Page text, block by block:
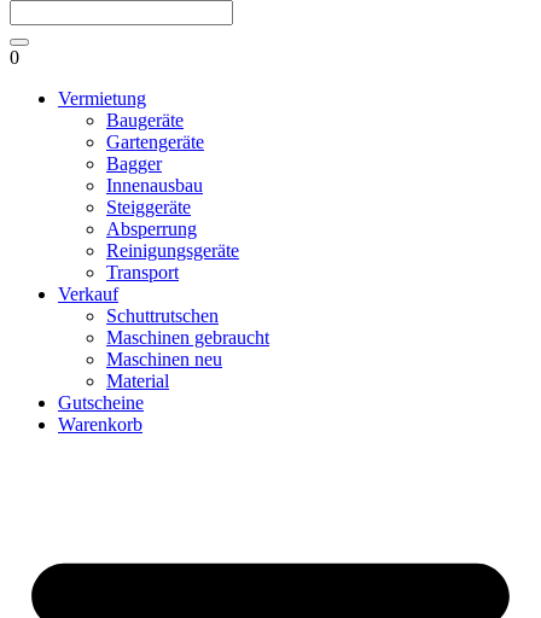
0
Vermietung
Baugeräte
Gartengeräte
Bagger
Innenausbau
Steiggeräte
Absperrung
Reinigungsgeräte
Transport
Verkauf
Schuttrutschen
Maschinen gebraucht
Maschinen neu
Material
Gutscheine
Warenkorb